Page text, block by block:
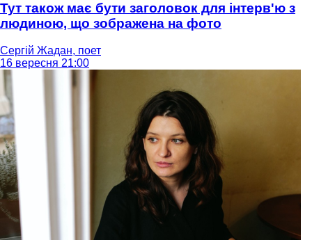
Тут також має бути заголовок для інтерв'ю з
людиною, що зображена на фото
Сергій Жадан, поет
16 вересня 21:00